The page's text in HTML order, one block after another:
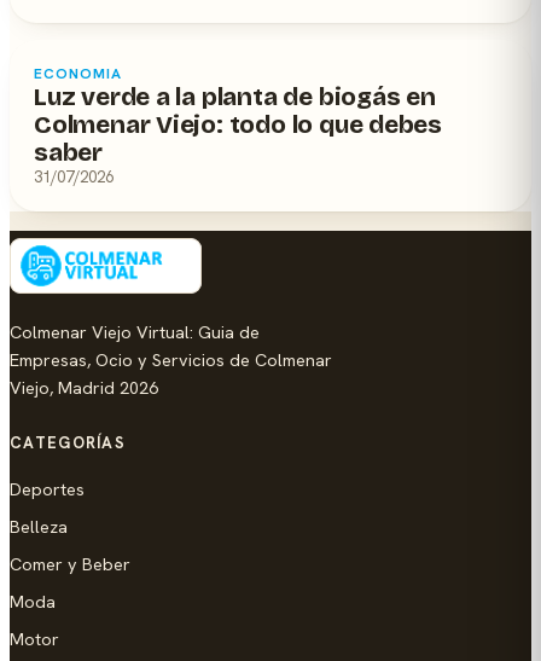
ECONOMIA
Luz verde a la planta de biogás en
Colmenar Viejo: todo lo que debes
saber
31/07/2026
Colmenar Viejo Virtual: Guia de
Empresas, Ocio y Servicios de Colmenar
Viejo, Madrid 2026
CATEGORÍAS
Deportes
Belleza
Comer y Beber
Moda
Motor